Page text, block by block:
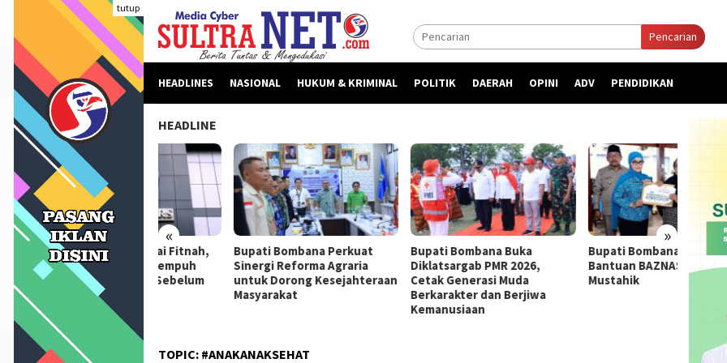
konten
tutup
Pencarian
HEADLINES NASIONAL HUKUM & KRIMINAL POLITIK DAERAH OPINI ADV PENDIDIKAN
HEADLINE
« »
Dinilai Fitnah,
Bombana Tempuh
Dewan Pers Sebelum
Hukum
Bupati Bombana Perkuat
Sinergi Reforma Agraria
untuk Dorong Kesejahteraan
Bupati Bombana Buka
Diklatsargab PMR 2026,
Cetak Generasi Muda
Berkarakter dan Berjiwa
Bupati Bombana Serahkan
Bantuan BAZNAS untuk 55
Mustahik
TOPIC: #ANAKANAKSEHAT